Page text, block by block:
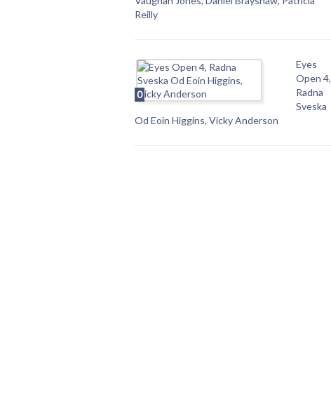
Reilly
0
Eyes
Open 4,
Radna
Sveska
Od Eoin Higgins, Vicky Anderson